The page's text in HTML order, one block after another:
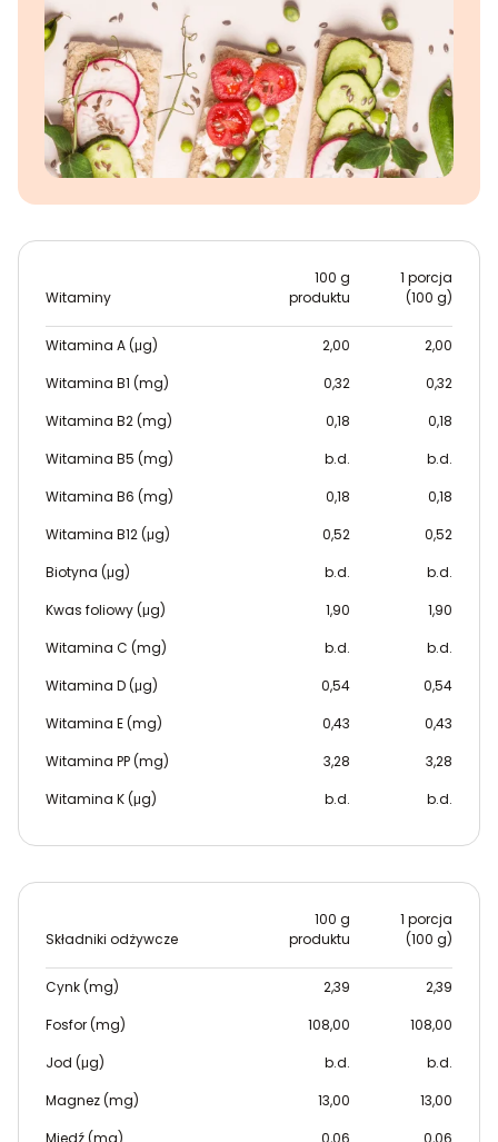
Witaminy
100 g
produktu
1 porcja
(100 g)
Witamina A (μg) 2,00
2,00
Witamina B1 (mg)
0,32
0,32
Witamina B2 (mg)
0,18
0,18
Witamina B5 (mg)
b.d.
b.d.
Witamina B6 (mg)
0,18
0,18
Witamina B12 (μg)
0,52
0,52
Biotyna (μg)
b.d.
b.d.
Kwas foliowy (μg)
1,90
1,90
Witamina C (mg)
b.d.
b.d.
Witamina D (μg)
0,54
0,54
Witamina E (mg)
0,43
0,43
Witamina PP (mg)
3,28
3,28
Witamina K (μg)
b.d. b.d.
Składniki odżywcze
100 g
produktu
1 porcja
(100 g)
Cynk (mg) 2,39
2,39
Fosfor (mg)
108,00
108,00
Jod (μg)
b.d.
b.d.
Magnez (mg)
13,00
13,00